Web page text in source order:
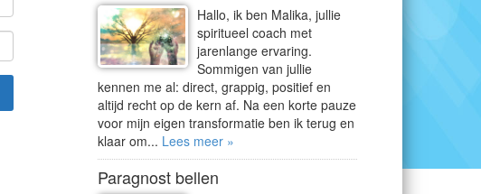
Hallo, ik ben Malika, jullie
spiritueel coach met
jarenlange ervaring.
Sommigen van jullie
kennen me al: direct, grappig, positief en
altijd recht op de kern af. Na een korte pauze
voor mijn eigen transformatie ben ik terug en
klaar om... Lees meer »
Paragnost bellen